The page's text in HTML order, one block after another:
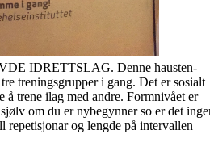
IDRETTSLAG. Denne hausten-
treningsgrupper i gang. Det er sosialt
å trene ilag med andre. Formnivået er
om du er nybegynner so er det
repetisjonar og lengde på intervallen